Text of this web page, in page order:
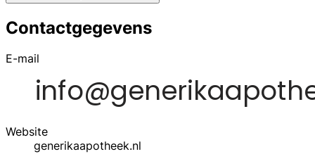
Contactgegevens
E-mail
Website
generikaapotheek.nl